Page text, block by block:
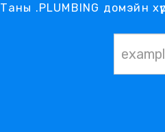
Таны .PLUMBING домэйн